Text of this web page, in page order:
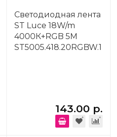
Светодиодная лента
ST Luce 18W/m
4000К+RGB 5M
ST5005.418.20RGBW.1
143.00 р.